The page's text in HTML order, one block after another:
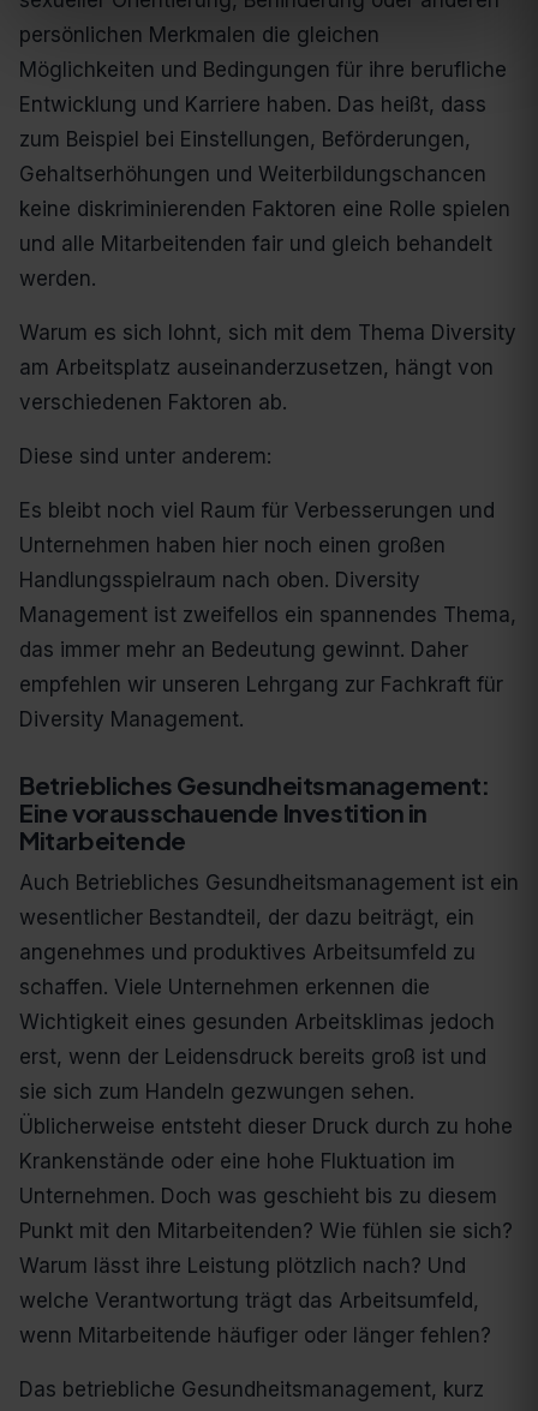
persönlichen Merkmalen die gleichen
Möglichkeiten und Bedingungen für ihre berufliche
Entwicklung und Karriere haben. Das heißt, dass
zum Beispiel bei Einstellungen, Beförderungen,
Gehaltserhöhungen und Weiterbildungschancen
keine diskriminierenden Faktoren eine Rolle spielen
und alle Mitarbeitenden fair und gleich behandelt
werden.
Warum es sich lohnt, sich mit dem Thema Diversity
am Arbeitsplatz auseinanderzusetzen, hängt von
verschiedenen Faktoren ab.
Diese sind unter anderem:
Es bleibt noch viel Raum für Verbesserungen und
Unternehmen haben hier noch einen großen
Handlungsspielraum nach oben. Diversity
Management ist zweifellos ein spannendes Thema,
das immer mehr an Bedeutung gewinnt. Daher
empfehlen wir unseren Lehrgang zur Fachkraft für
Diversity Management.
Betriebliches Gesundheitsmanagement:
Eine vorausschauende Investition in
Mitarbeitende ​
Auch Betriebliches Gesundheitsmanagement ist ein
wesentlicher Bestandteil, der dazu beiträgt, ein
angenehmes und produktives Arbeitsumfeld zu
schaffen. Viele Unternehmen erkennen die
Wichtigkeit eines gesunden Arbeitsklimas jedoch
erst, wenn der Leidensdruck bereits groß ist und
sie sich zum Handeln gezwungen sehen.
Üblicherweise entsteht dieser Druck durch zu hohe
Krankenstände oder eine hohe Fluktuation im
Unternehmen. Doch was geschieht bis zu diesem
Punkt mit den Mitarbeitenden? Wie fühlen sie sich?
Warum lässt ihre Leistung plötzlich nach? Und
welche Verantwortung trägt das Arbeitsumfeld,
wenn Mitarbeitende häufiger oder länger fehlen?
Das betriebliche Gesundheitsmanagement, kurz